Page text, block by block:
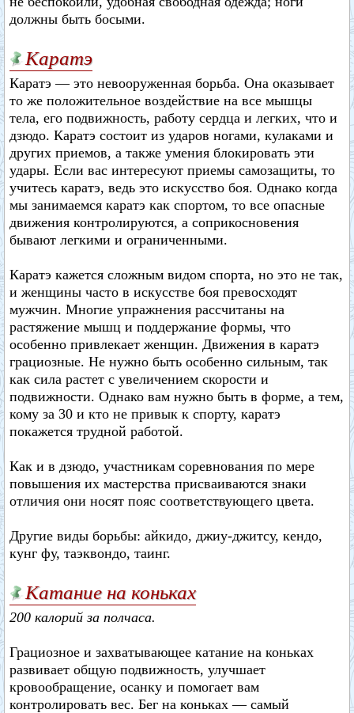
должны быть босыми.
Каратэ
Каратэ — это невооруженная борьба. Она оказывает
то же положительное воздействие на все мышцы
тела, его подвижность, работу сердца и легких, что и
дзюдо. Каратэ состоит из ударов ногами, кулаками и
других приемов, а также умения блокировать эти
удары. Если вас интересуют приемы самозащиты, то
учитесь каратэ, ведь это искусство боя. Однако когда
мы занимаемся каратэ как спортом, то все опасные
движения контролируются, а соприкосновения
бывают легкими и ограниченными.
Каратэ кажется сложным видом спорта, но это не так,
и женщины часто в искусстве боя превосходят
мужчин. Многие упражнения рассчитаны на
растяжение мышц и поддержание формы, что
особенно привлекает женщин. Движения в каратэ
грациозные. Не нужно быть особенно сильным, так
как сила растет с увеличением скорости и
подвижности. Однако вам нужно быть в форме, а тем,
кому за 30 и кто не привык к спорту, каратэ
покажется трудной работой.
Как и в дзюдо, участникам соревнования по мере
повышения их мастерства присваиваются знаки
отличия они носят пояс соответствующего цвета.
Другие виды борьбы: айкидо, джиу-джитсу, кендо,
кунг фу, таэквондо, таинг.
Катание на коньках
200 калорий за полчаса.
Грациозное и захватывающее катание на коньках
развивает общую подвижность, улучшает
кровообращение, осанку и помогает вам
контролировать вес. Бег на коньках — самый